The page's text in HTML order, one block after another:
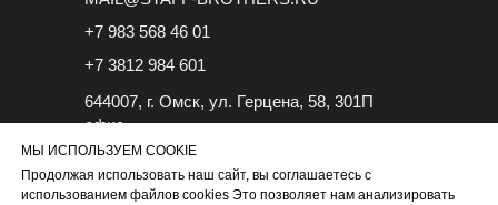
644007, г. Омск, ул. Герцена, 58, 301П
офис
+7 983 568 46 01
+7 3812 984 601
МЫ ИСПОЛЬЗУЕМ COOKIE
Продолжая использовать наш сайт, вы соглашаетесь с
использованием файлов cookies Это позволяет нам анализировать